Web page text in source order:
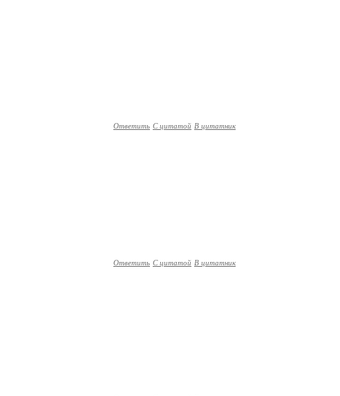
Ответить С цитатой В цитатник
Ответить С цитатой В цитатник